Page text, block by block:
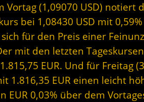
Vortag (1,09070 USD) notiert
bei 1,08430 USD mit
für den Preis einer
mit den letzten
EUR. Und für Freitag
1.816,35 EUR einen leicht
EUR 0,03% über dem